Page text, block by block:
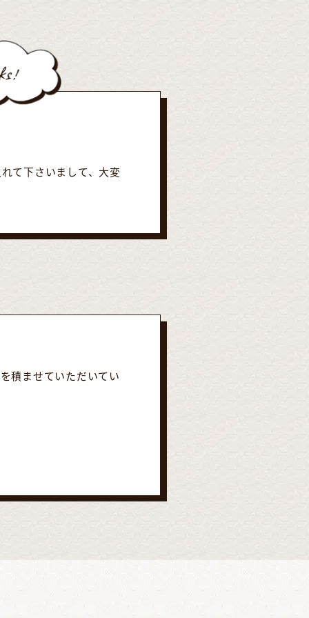
て下さいまして、大変
積ませていただいてい